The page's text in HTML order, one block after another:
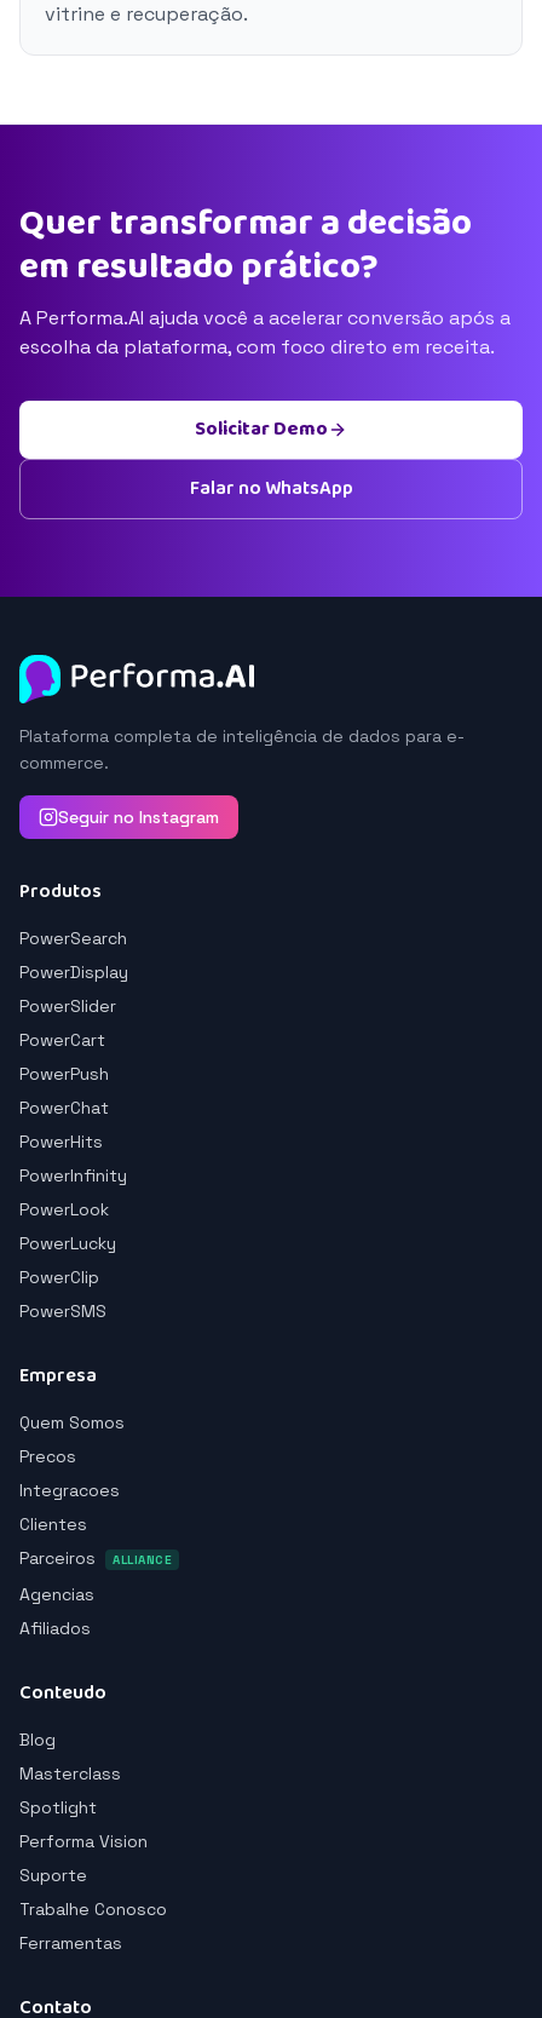
vitrine e recuperação.
Quer transformar a decisão
em resultado prático?
A Performa.AI ajuda você a acelerar conversão após a
escolha da plataforma, com foco direto em receita.
Solicitar Demo
Falar no WhatsApp
Plataforma completa de inteligência de dados para e-
commerce.
Seguir no Instagram
Produtos
PowerSearch
PowerDisplay
PowerSlider
PowerCart
PowerPush
PowerChat
PowerHits
PowerInfinity
PowerLook
PowerLucky
PowerClip
PowerSMS
Empresa
Quem Somos
Precos
Integracoes
Clientes
Parceiros
ALLIANCE
Agencias
Afiliados
Conteudo
Blog
Masterclass
Spotlight
Performa Vision
Suporte
Trabalhe Conosco
Ferramentas
Contato